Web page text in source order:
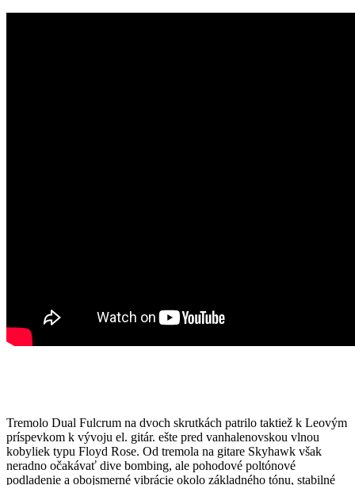
Tremolo Dual Fulcrum na dvoch skrutkách patrilo taktiež k Leovým
príspevkom k vývoju el. gitár. ešte pred vanhalenovskou vlnou
kobyliek typu Floyd Rose. Od tremola na gitare Skyhawk však
neradno očakávať dive bombing, ale pohodové poltónové
podladenie a obojsmerné vibrácie okolo základného tónu, stabilné